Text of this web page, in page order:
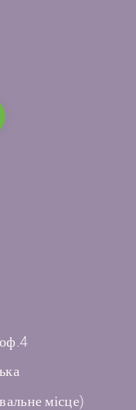
місце)